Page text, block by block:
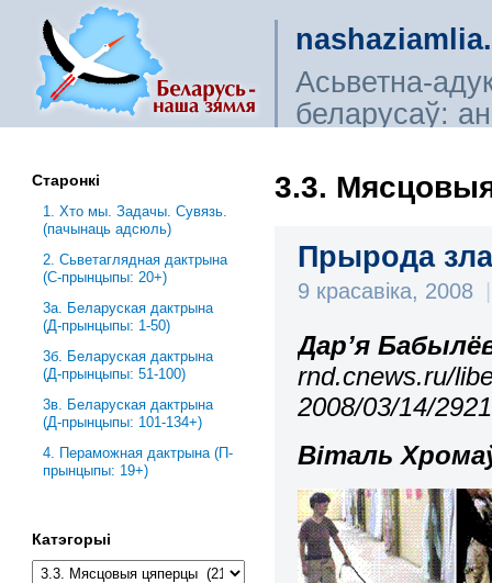
Асьветна-
беларусаў:
3.3.
Прырода
9 красавіка, 2008 |
Дар’я
rnd.cnews.ru/
2008/03/14/
Віталь
Старонкі
1. Хто мы. Задачы. Сувязь.
(пачынаць адсюль)
2. Сьветаглядная дактрына
(С-прынцыпы: 20+)
3a. Беларуская дактрына
(Д-прынцыпы: 1-50)
3б. Беларуская дактрына
(Д-прынцыпы: 51-100)
3в. Беларуская дактрына
(Д-прынцыпы: 101-134+)
4. Пераможная дактрына (П-
прынцыпы: 19+)
Катэгорыі